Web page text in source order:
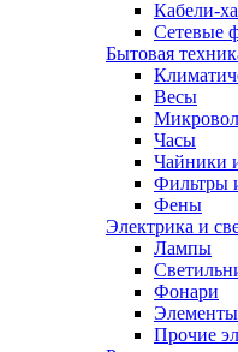
Кабели-
Сетевые
Бытовая
Весы
Часы
Чайники
Фильтры
Фены
Электрика и
Лампы
Фонари
Прочие